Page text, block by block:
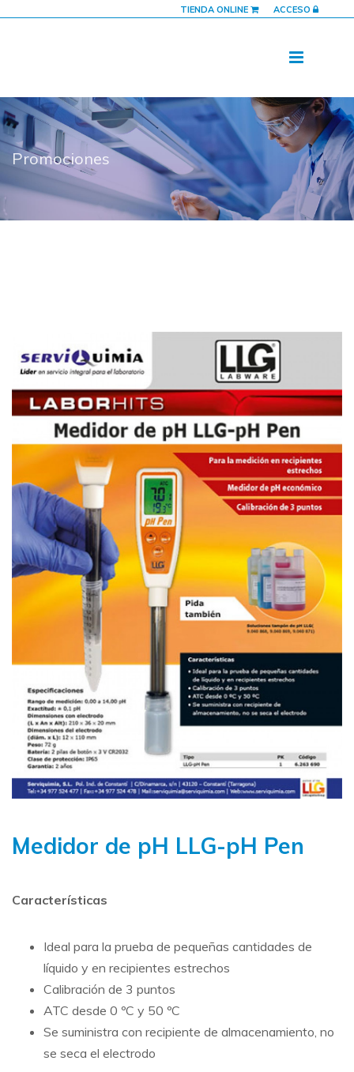
TIENDA ONLINE ACCESO
Promociones
Medidor de pH LLG-pH Pen
Características
Ideal para la prueba de pequeñas cantidades de
líquido y en recipientes estrechos
Calibración de 3 puntos
ATC desde 0 ºC y 50 ºC
Se suministra con recipiente de almacenamiento, no
se seca el electrodo